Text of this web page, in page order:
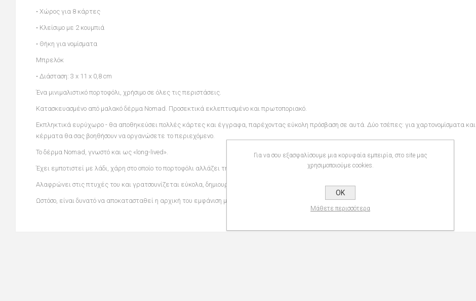
• Χώρος για 8 κάρτες
• Κλείσιμο με 2 κουμπιά
• Θήκη για νομίσματα
Μπρελόκ
• Διάσταση: 3 x 11 x 0,8 cm
Ένα μινιμαλιστικό πορτοφόλι, χρήσιμο σε όλες τις περιστάσεις.
Κατασκευασμένο από μαλακό δέρμα Nomad. Προσεκτικά εκλεπτυσμένο και πρωτοποριακό.
Εκπληκτικά ευρύχωρο - θα αποθηκεύσει πολλές κάρτες και έγγραφα, παρέχοντας εύκολη πρόσβαση σε αυτά. Δύο τσέπες: για χαρτονομίσματα και
κέρματα θα σας βοηθήσουν να οργανώσετε το περιεχόμενο.
Το δέρµα Nomad, γνωστό και ως «long-lived».
Έχει εµποτιστεί µε λάδι, χάρη στο οποίο το πορτοφόλι αλλάζει την εµφάνισή του µε την πάροδο του χρόνου.
Αλαφρώνει στις πτυχές του και γρατσουνίζεται εύκολα, δηµιουργώντας µια φυσική vintage εµφάνιση.
Ωστόσο, είναι δυνατό να αποκατασταθεί η αρχική του εµφάνιση µε γυάλισµα.
Για να σου εξασφαλίσουμε μια κορυφαία εμπειρία, στο site μας
χρησιμοποιούμε cookies.
OK
Μάθετε περισσότερα